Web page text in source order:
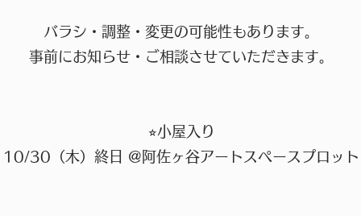
バラシ・調整・変更の可能性もあります。
事前にお知らせ・ご相談させていただきます。
⭐︎小屋入り
10/30（木）終日 @阿佐ヶ谷アートスペースプロット